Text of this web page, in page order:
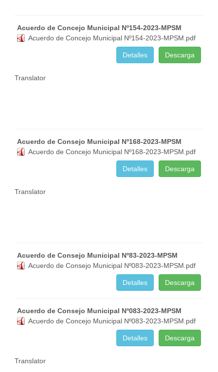
Acuerdo de Concejo Municipal Nº154-2023-MPSM
Acuerdo de Concejo Municipal Nº154-2023-MPSM.pdf
Descarga
Detalles
Translator
Acuerdo de Consejo Municipal Nº168-2023-MPSM
Acuerdo de Concejo Municipal Nº168-2023-MPSM.pdf
Descarga
Detalles
Translator
Acuerdo de Consejo Municipal Nº83-2023-MPSM
Acuerdo de Consejo Municipal Nº083-2023-MPSM.pdf
Descarga
Detalles
Acuerdo de Consejo Municipal Nº083-2023-MPSM
Acuerdo de Concejo Municipal Nº083-2023-MPSM.pdf
Descarga
Detalles
Translator